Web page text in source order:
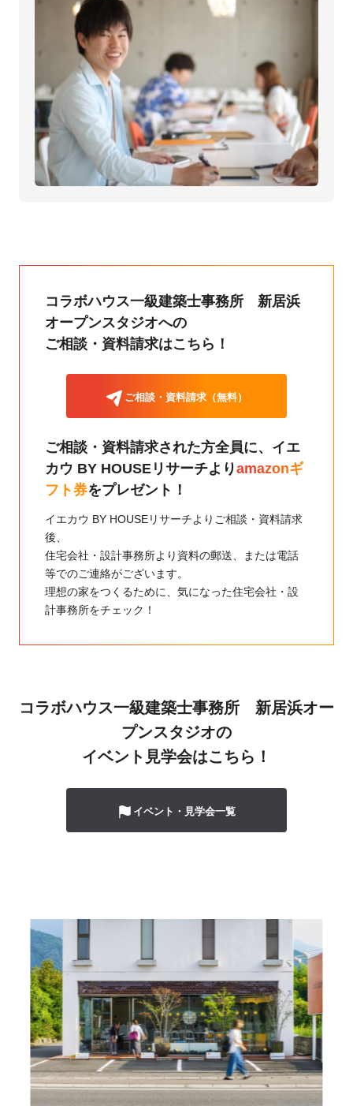
コラボハウス一級建築士事務所 新居浜
オープンスタジオへの
ご相談・資料請求はこちら！
ご相談・資料請求（無料）
ご相談・資料請求された方全員に、 イエ
カウ BY HOUSEリサーチよりamazonギ
フト券をプレゼント！
イエカウ BY HOUSEリサーチよりご相談・資料請求
後、
住宅会社・設計事務所より資料の郵送、または電話
等でのご連絡がございます。
理想の家をつくるために、気になった住宅会社・設
計事務所をチェック！
コラボハウス一級建築士事務所 新居浜オー
プンスタジオの
イベント見学会はこちら！
イベント・見学会一覧